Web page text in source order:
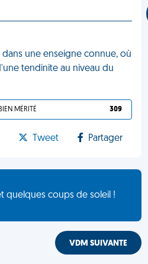
dans une enseigne connue, où
tendinite au niveau du
MÉRITÉ 309
Tweet Partager
quelques coups de soleil !
VDM SUIVANTE